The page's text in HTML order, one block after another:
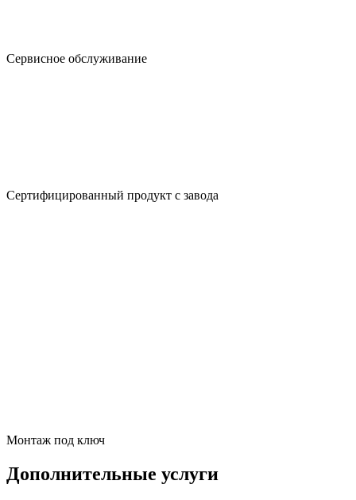
Сервисное обслуживание
Сертифицированный продукт с завода
Монтаж под ключ
Дополнительные услуги